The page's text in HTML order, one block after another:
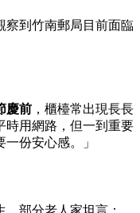
察到竹南郵局目前面臨
慶前 ，櫃檯常出現長長
時用網路，但一到重要
份安心感。」
部分老人家坦言：